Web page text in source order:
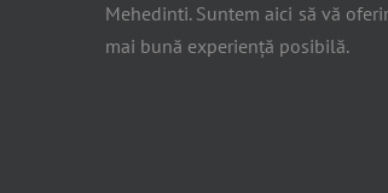
Mehedinti. Suntem aici să vă
mai bună experiență posibilă.